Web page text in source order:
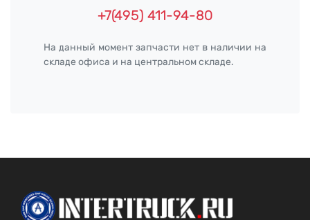
+7(495) 411-94-80
На данный момент запчасти нет в наличии на
складе офиса и на центральном складе.